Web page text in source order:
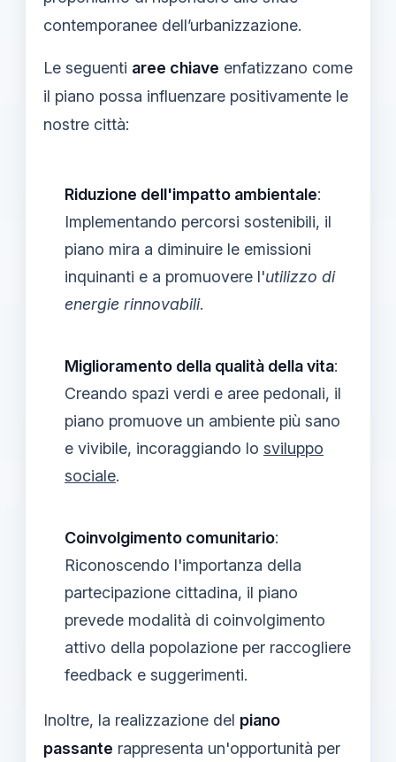
contemporanee dell’urbanizzazione.
Le seguenti aree chiave enfatizzano come
il piano possa influenzare positivamente le
nostre città:
Riduzione dell'impatto ambientale:
Implementando percorsi sostenibili, il
piano mira a diminuire le emissioni
inquinanti e a promuovere l'utilizzo di
energie rinnovabili.
Miglioramento della qualità della vita:
Creando spazi verdi e aree pedonali, il
piano promuove un ambiente più sano
e vivibile, incoraggiando lo sviluppo
sociale.
Coinvolgimento comunitario:
Riconoscendo l'importanza della
partecipazione cittadina, il piano
prevede modalità di coinvolgimento
attivo della popolazione per raccogliere
feedback e suggerimenti.
Inoltre, la realizzazione del piano
passante rappresenta un'opportunità per